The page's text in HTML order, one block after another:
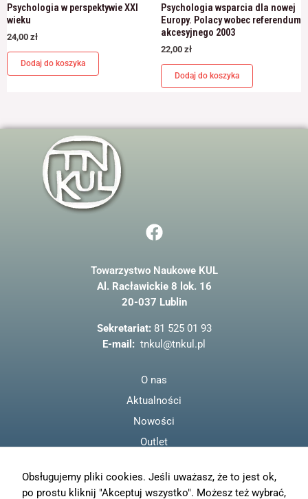
Psychologia w perspektywie XXI
wieku
24,00 zł
Dodaj do koszyka
Psychologia wsparcia dla nowej
Europy. Polacy wobec referendum
akcesyjnego 2003
22,00 zł
Dodaj do koszyka
F
a
e
b
o
o
k
Towarzystwo Naukowe KUL
Al. Racławickie 8 lok. 16
20-037 Lublin
Sekretariat: 81 525 01 93
E-mail: tnkul@tnkul.pl
O nas
Aktualności
Nowości
Outlet
Polityka prywatności
Obsługujemy pliki cookies. Jeśli uważasz, że to jest ok,
po prostu kliknij "Akceptuj wszystko". Możesz też wybrać,